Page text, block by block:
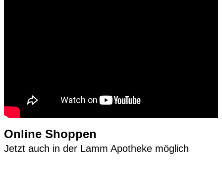
Online Shoppen
Jetzt auch in der Lamm Apotheke möglich